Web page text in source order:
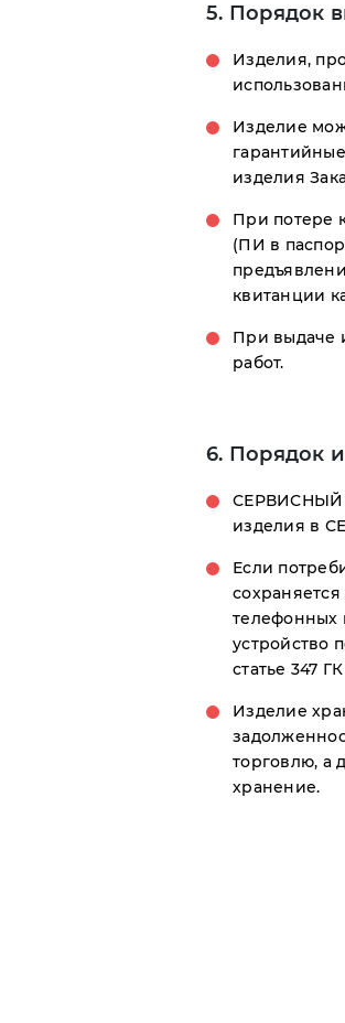
5. Порядок
Изделия,
Изделие
изделия
При потере
(ПИ в
квитанции
При выдаче
работ.
6. Порядок
СЕРВИСНЫЙ
изделия в
Если
телефонных
устройство
статье 347
Изделие
торговлю, а
хранение.